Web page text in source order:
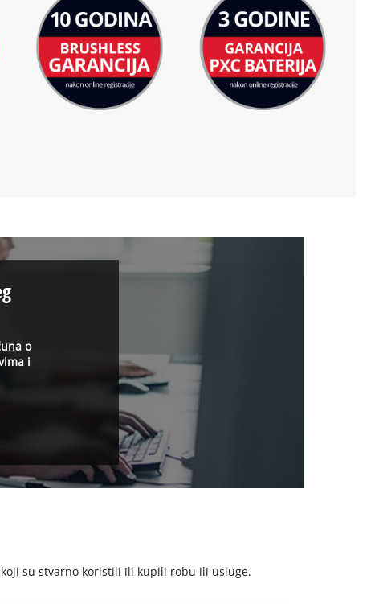
o
i
su stvarno koristili ili kupili robu ili usluge.